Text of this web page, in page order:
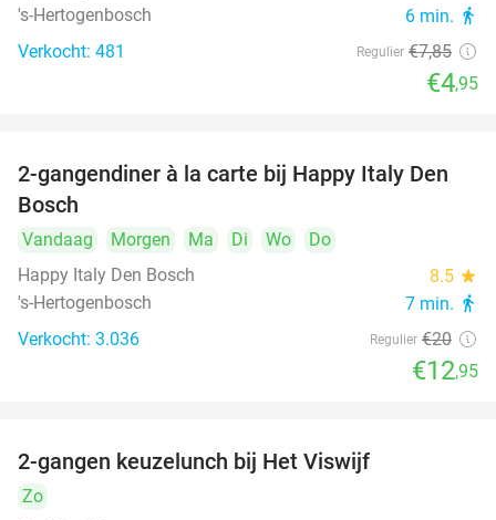
's-Hertogenbosch 6 min. directions_walk
Verkocht: 481 Regulier €7,85
€4,95
35%
2-gangendiner à la carte bij Happy Italy Den
Bosch
Vandaag Morgen Ma Di Wo
Do
Happy Italy Den Bosch
8.5 star
's-Hertogenbosch 7 min. directions_walk
Verkocht: 3.036 Regulier €20
€12,95
2-gangen keuzelunch bij Het Viswijf
Zo